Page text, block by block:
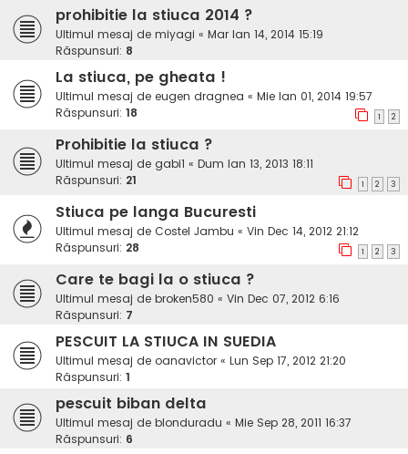
prohibitie la stiuca 2014 ?
Ultimul mesaj de miyagi « Mar Ian 14, 2014 15:19
Răspunsuri: 8
La stiuca, pe gheata !
Ultimul mesaj de eugen dragnea « Mie Ian 01, 2014 19:57
Răspunsuri: 18 1 2
Prohibitie la stiuca ?
Ultimul mesaj de gabi1 « Dum Ian 13, 2013 18:11
Răspunsuri: 21 1 2 3
Stiuca pe langa Bucuresti
Ultimul mesaj de Costel Jambu « Vin Dec 14, 2012 21:12
Răspunsuri: 28 1 2 3
Care te bagi la o stiuca ?
Ultimul mesaj de broken580 « Vin Dec 07, 2012 6:16
Răspunsuri: 7
PESCUIT LA STIUCA IN SUEDIA
Ultimul mesaj de oanavictor « Lun Sep 17, 2012 21:20
Răspunsuri: 1
pescuit biban delta
Ultimul mesaj de blonduradu « Mie Sep 28, 2011 16:37
Răspunsuri: 6